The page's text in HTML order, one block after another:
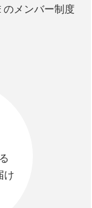
のメンバー制度
け